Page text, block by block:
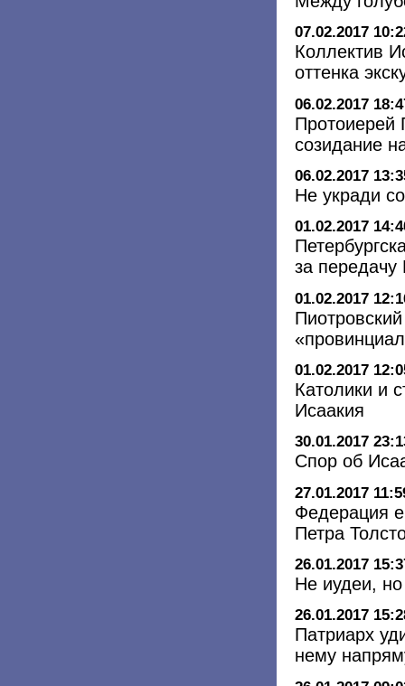
07.02.2017
Коллектив
оттенка
06.02.2017
Протоиерей
созидание
06.02.2017
Не укради
01.02.2017
за
01.02.2017
01.02.2017
Католики и
Исаакия
30.01.2017
Спор об
27.01.2017
Федерация
Петра
26.01.2017
Не иудеи,
26.01.2017
Патриарх
нему